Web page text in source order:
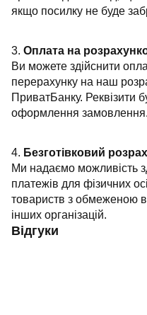
якщо посилку не буде
3. Оплата на
Ви можете здійснити
перерахунку на наш
ПриватБанку. Реквізити
оформлення замовлення.
4. Безготівковий
Ми надаємо можливість
платежів для фізичних
товариств з обмеженою
інших організацій.
Відгуки